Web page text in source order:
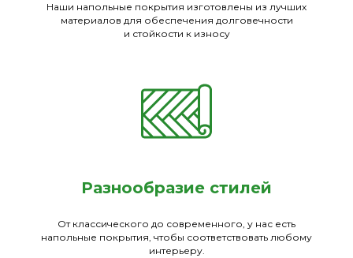
Наши напольные покрытия изготовлены из лучших
материалов для обеспечения долговечности
и стойкости к износу
Разнообразие стилей
От классического до современного, у нас есть
напольные покрытия, чтобы соответствовать любому
интерьеру.